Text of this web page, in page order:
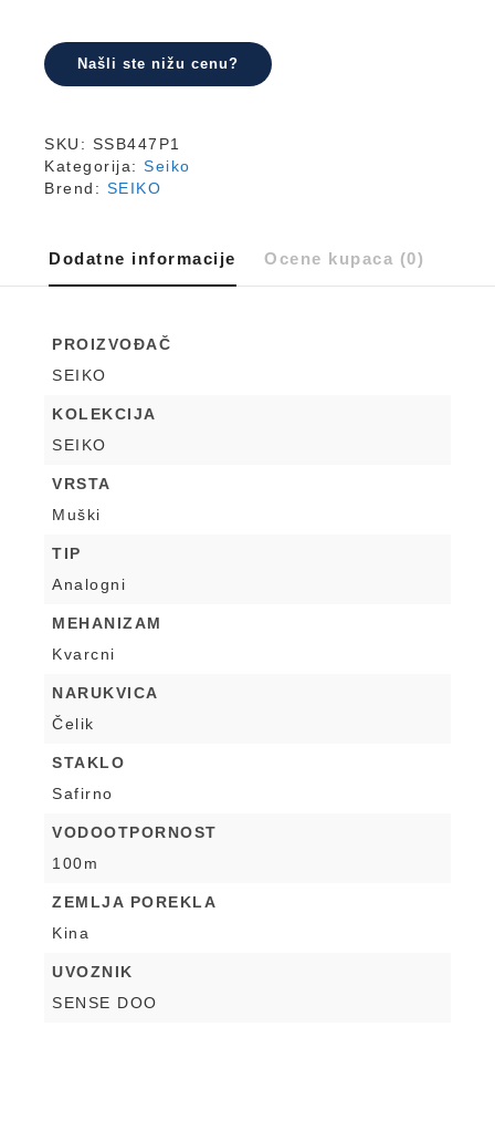
Našli ste nižu cenu?
SKU: SSB447P1
Kategorija: Seiko
Brend: SEIKO
Dodatne informacije Ocene kupaca (0)
PROIZVOĐAČ
SEIKO
KOLEKCIJA
SEIKO
VRSTA
Muški
TIP
Analogni
MEHANIZAM
Kvarcni
NARUKVICA
Čelik
STAKLO
Safirno
VODOOTPORNOST
100m
ZEMLJA POREKLA
Kina
UVOZNIK
SENSE DOO